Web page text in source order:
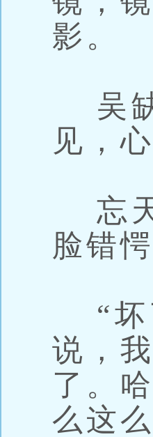
影。
吴缺
见，
忘天
脸错愕
“坏
说，
了。
么这